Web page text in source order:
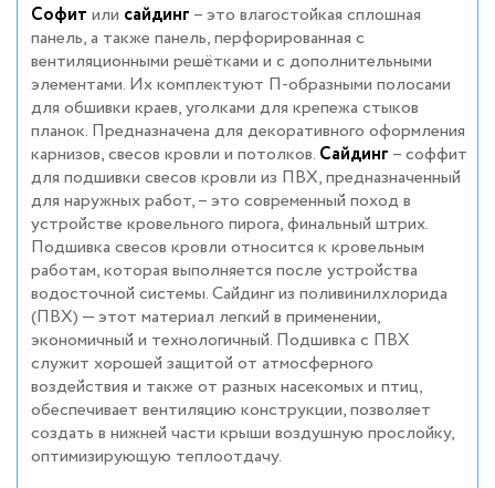
Софит или сайдинг – это влагостойкая сплошная
панель, а также панель, перфорированная с
вентиляционными решётками и с дополнительными
элементами. Их комплектуют П-образными полосами
для обшивки краев, уголками для крепежа стыков
планок. Предназначена для декоративного оформления
карнизов, свесов кровли и потолков. Сайдинг – соффит
для подшивки свесов кровли из ПВХ, предназначенный
для наружных работ, – это современный поход в
устройстве кровельного пирога, финальный штрих.
Подшивка свесов кровли относится к кровельным
работам, которая выполняется после устройства
водосточной системы. Сайдинг из поливинилхлорида
(ПВХ) — этот материал легкий в применении,
экономичный и технологичный. Подшивка с ПВХ
служит хорошей защитой от атмосферного
воздействия и также от разных насекомых и птиц,
обеспечивает вентиляцию конструкции, позволяет
создать в нижней части крыши воздушную прослойку,
оптимизирующую теплоотдачу.